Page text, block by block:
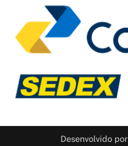
Desenvolvido por